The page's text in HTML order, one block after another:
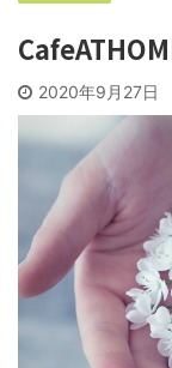
2020年9月27日